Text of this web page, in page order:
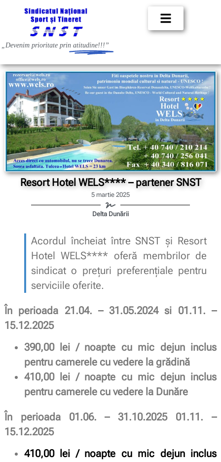
„Devenim prioritate prin atitudine!!!”
Resort Hotel WELS**** – partener SNST
5 martie 2025
Delta Dunării
Acordul încheiat între SNST și Resort
Hotel WELS**** oferă membrilor de
sindicat o prețuri preferențiale pentru
serviciile oferite.
În perioada 21.04. – 31.05.2024 si 01.11. –
15.12.2025
390,00 lei / noapte cu mic dejun inclus
pentru camerele cu vedere la grădină
410,00 lei / noapte cu mic dejun inclus
pentru camerele cu vedere la Dunăre
În perioada 01.06. – 31.10.2025 01.11. –
15.12.2025
410,00 lei / noapte cu mic dejun inclus